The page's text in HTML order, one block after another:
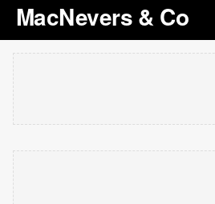
MacNevers & Co